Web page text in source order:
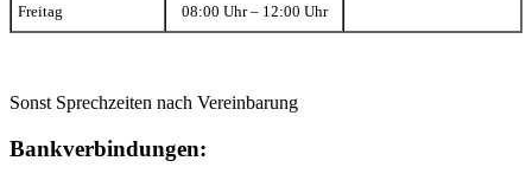
Freitag 08:00 Uhr – 12:00 Uhr
Sonst Sprechzeiten nach Vereinbarung
Bankverbindungen: